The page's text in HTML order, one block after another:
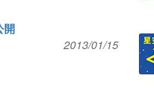
開
2013/01/15